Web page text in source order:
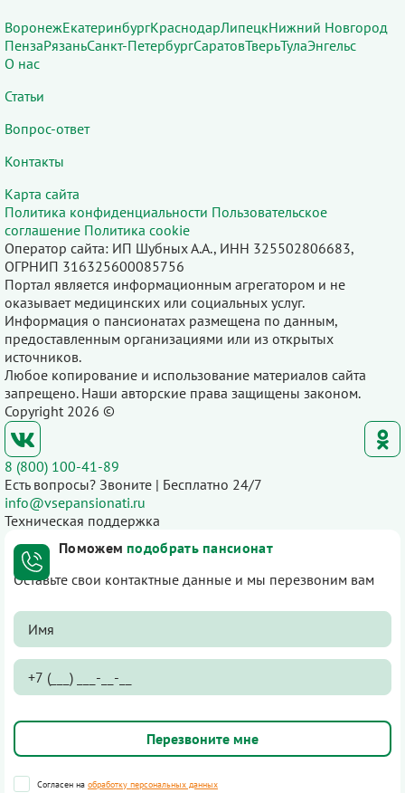
ВоронежЕкатеринбургКраснодарЛипецкНижний Новгород
ПензаРязаньСанкт-ПетербургСаратовТверьТулаЭнгельс
О нас
Статьи
Вопрос-ответ
Контакты
Карта сайта
Политика конфиденциальности Пользовательское
соглашение Политика cookie
Оператор сайта: ИП Шубных А.А., ИНН 325502806683,
ОГРНИП 316325600085756
Портал является информационным агрегатором и не
оказывает медицинских или социальных услуг.
Информация о пансионатах размещена по данным,
предоставленным организациями или из открытых
источников.
Любое копирование и использование материалов сайта
запрещено. Наши авторские права защищены законом.
Copyright 2026 ©
8 (800) 100-41-89
Есть вопросы? Звоните | Бесплатно 24/7
info@vsepansionati.ru
Техническая поддержка
Поможем подобрать пансионат
Оставьте свои контактные данные и мы перезвоним вам
Согласен на обработку персональных данных